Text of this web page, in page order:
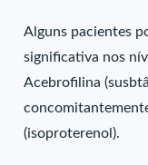
Alguns pacientes
significativa nos
Acebrofilina
(isoproterenol).